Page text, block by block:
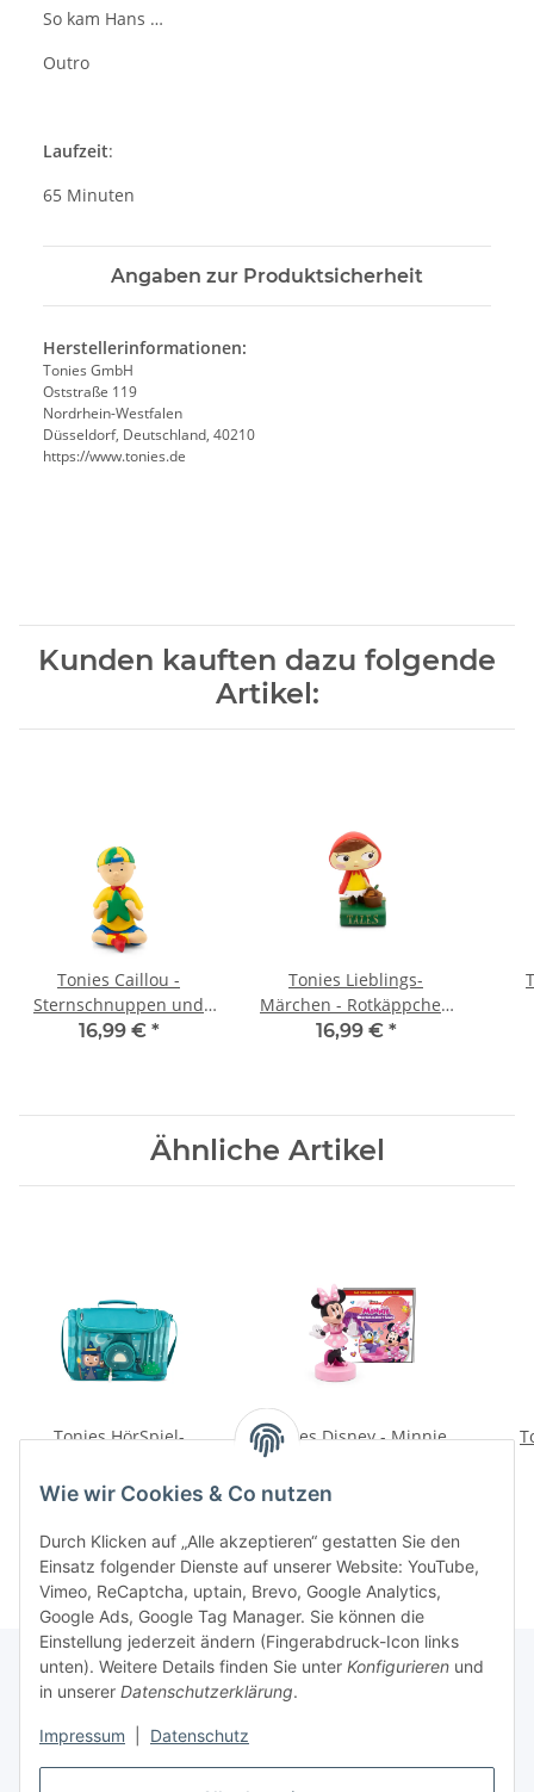
Wie wir Cookies & Co nutzen
Durch Klicken auf „Alle akzeptieren“ gestatten Sie den
Einsatz folgender Dienste auf unserer Website: YouTube,
Vimeo, ReCaptcha, uptain, Brevo, Google Analytics,
Google Ads, Google Tag Manager. Sie können die
Einstellung jederzeit ändern (Fingerabdruck-Icon links
unten). Weitere Details finden Sie unter Konfigurieren und
in unserer Datenschutzerklärung.
Impressum Datenschutz
So kam Hans …
Outro
Laufzeit:
65 Minuten
Angaben zur Produktsicherheit
Herstellerinformationen:
Tonies GmbH
Oststraße 119
Nordrhein-Westfalen
Düsseldorf, Deutschland, 40210
https://www.tonies.de
Kunden kauften dazu folgende
Artikel:
Tonies Caillou -
Sternschnuppen und
weitere Geschichten
16,99 € *
Tonies Lieblings-
Märchen - Rotkäppchen
(Relaunch)
16,99 € *
Ähnliche Artikel
Tonies HörSpiel-
Zaubermond
34,99 €*
Tonies Disney - Minnie
Maus - Helfen macht
16,99 €